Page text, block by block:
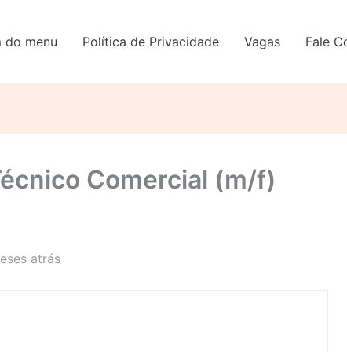
do menu Política de Privacidade Vagas Fale
Comercial (m/f)
atrás